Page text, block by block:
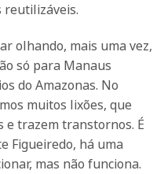
reutilizáveis.
olhando, mais uma vez,
só para Manaus
do Amazonas. No
muitos lixões, que
e trazem transtornos. É
Figueiredo, há uma
mas não funciona.